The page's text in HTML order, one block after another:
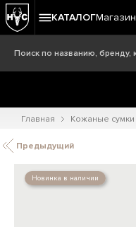
КАТАЛОГ
Главная Кожаные сумки
Предыдущий
Новинка в наличии